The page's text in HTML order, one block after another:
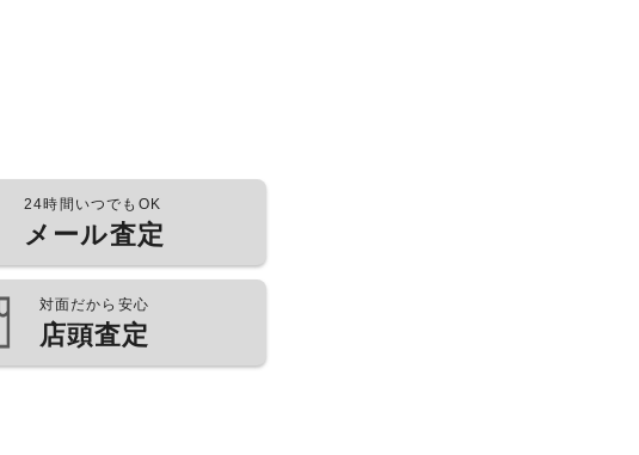
24時間いつでもOK
メール査定
対面だから安心
店頭査定